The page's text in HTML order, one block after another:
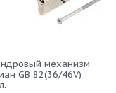
механизм
GB 82(36/46V)